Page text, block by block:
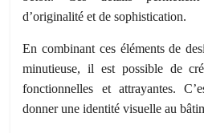
d’originalité et de sophistication.
En combinant ces éléments de
minutieuse, il est possible de
fonctionnelles et attrayantes.
donner une identité visuelle au